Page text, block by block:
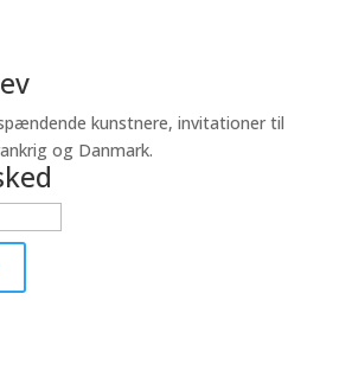
kunstnere, invitationer til
og Danmark.